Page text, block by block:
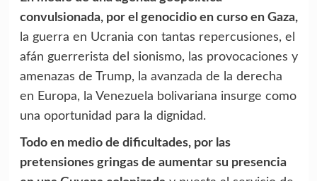
convulsionada, por el genocidio en curso en Gaza,
la guerra en Ucrania con tantas repercusiones, el
afán guerrerista del sionismo, las provocaciones y
amenazas de Trump, la avanzada de la derecha
en Europa, la Venezuela bolivariana insurge como
una oportunidad para la dignidad.
Todo en medio de dificultades, por las
pretensiones gringas de aumentar su presencia